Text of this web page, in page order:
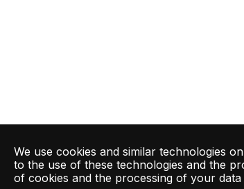
We use cookies and similar technologies
to the use of these technologies and the
of cookies and the processing of your data